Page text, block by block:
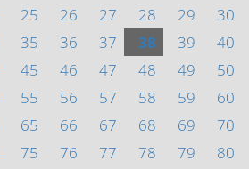
25 26 27 28 29
30
35 36 37 38 39
40
45 46 47 48 49
50
55 56 57 58 59
60
65 66 67 68 69
70
75 76 77 78 79
80